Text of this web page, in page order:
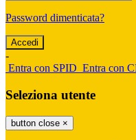
Password dimenticata?
-
Entra con SPID Entra con
Seleziona utente
button close ×